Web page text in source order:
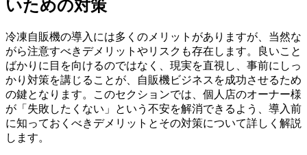
いための対策
冷凍自販機の導入には多くのメリットがありますが、当然な
がら注意すべきデメリットやリスクも存在します。良いこと
ばかりに目を向けるのではなく、現実を直視し、事前にしっ
かり対策を講じることが、自販機ビジネスを成功させるため
の鍵となります。このセクションでは、個人店のオーナー様
が「失敗したくない」という不安を解消できるよう、導入前
に知っておくべきデメリットとその対策について詳しく解説
します。